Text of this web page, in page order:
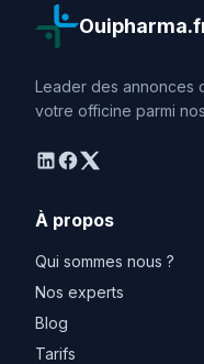
Leader des annonces
votre officine parmi
linkedin
facebook
twitter
À propos
Qui sommes nous ?
Nos experts
Blog
Tarifs